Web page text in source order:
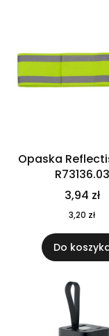
Opaska
R73136.03
3,94 zł
3,20 zł
Do